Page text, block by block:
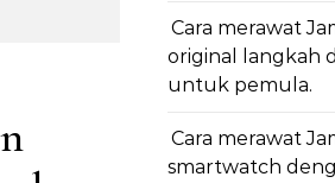
Cara merawat
original langkah
untuk pemula.
Cara merawat
smartwatch